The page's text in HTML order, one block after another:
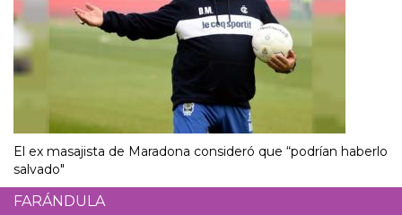
El ex masajista de Maradona consideró que “podrían haberlo
salvado"
FARÁNDULA